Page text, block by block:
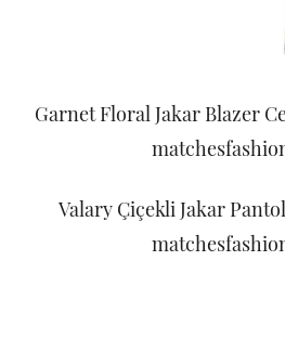
Garnet Floral Jakar Blazer
Valary Çiçekli Jakar